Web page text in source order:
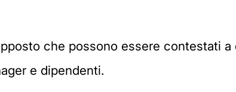
che possono essere contestati
e dipendenti.